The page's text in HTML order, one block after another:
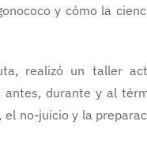
y cómo la
realizó un taller
durante y al
no-juicio y la